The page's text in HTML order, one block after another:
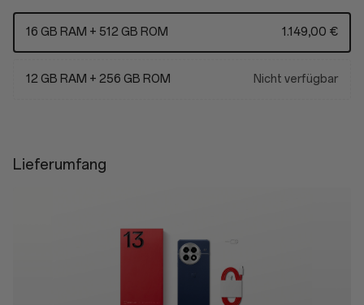
16 GB RAM + 512 GB ROM 1.149,00 €
12 GB RAM + 256 GB ROM Nicht verfügbar
Lieferumfang